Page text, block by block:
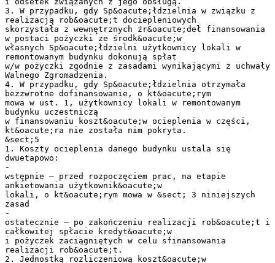
3. W przypadku, gdy Sp&oacute;łdzielnia w związku z
realizacją rob&oacute;t dociepleniowych
skorzystała z wewnętrznych źr&oacute;deł finansowania
w postaci pożyczki ze środk&oacute;w
własnych Sp&oacute;łdzielni użytkownicy lokali w
remontowanym budynku dokonują spłat
w/w pożyczki zgodnie z zasadami wynikającymi z uchwały
Walnego Zgromadzenia.
4. W przypadku, gdy Sp&oacute;łdzielnia otrzymała
bezzwrotne dofinansowanie, o kt&oacute;rym
mowa w ust. 1, użytkownicy lokali w remontowanym
budynku uczestniczą
w finansowaniu koszt&oacute;w ocieplenia w części,
kt&oacute;ra nie została nim pokryta.
&sect;5
1. Koszty ocieplenia danego budynku ustala się
dwuetapowo:
-
wstępnie – przed rozpoczęciem prac, na etapie
ankietowania użytkownik&oacute;w
lokali, o kt&oacute;rym mowa w &sect; 3 niniejszych
zasad
-
ostatecznie – po zakończeniu realizacji rob&oacute;t i
całkowitej spłacie kredyt&oacute;w
i pożyczek zaciągniętych w celu sfinansowania
realizacji rob&oacute;t.
2. Jednostką rozliczeniową koszt&oacute;w